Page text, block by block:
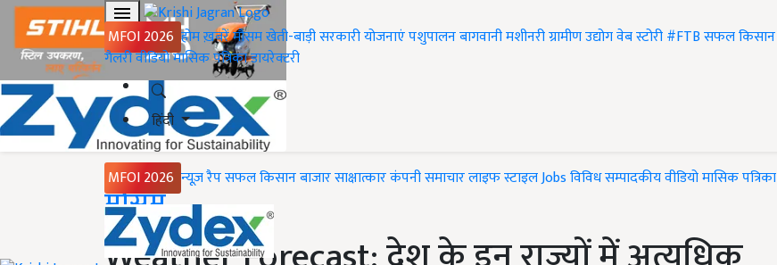
MFOI 2026 होमख़बरेंमौसमखेती-बाड़ीसरकारी योजनाएंपशुपालनबागवानीमशीनरीग्रामीण उद्योगवेब स्टोरी#FTBसफल किसान
गैलरीवीडियोमासिक पत्रिकाडायरेक्टरी
हिंदी
MFOI 2026 न्यूज़ रैपसफल किसानबाजारसाक्षात्कारकंपनी समाचारलाइफ स्टाइलJobsविविधसम्पादकीयवीडियोमासिक पत्रिका
Home
मौसम